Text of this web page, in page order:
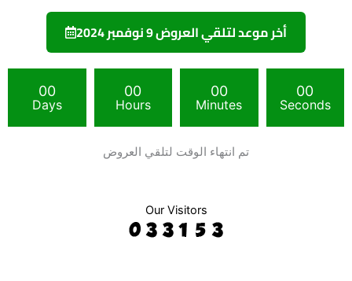
أخر موعد لتلقي العروض 9 نوفمبر 2024
00
Days
00
Hours
00
Minutes
00
Seconds
تم انتهاء الوقت لتلقي العروض
Our Visitors